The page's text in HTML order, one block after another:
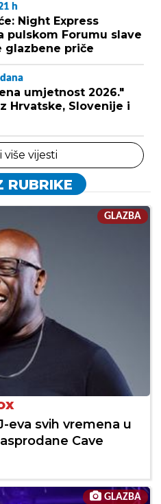
h
Night Express
pulskom Forumu slave
glazbene priče
dana
umjetnost 2026."
Hrvatske, Slovenije i
više vijesti
RUBRIKE
GLAZBA
eva svih vremena u
Cave
GLAZBA